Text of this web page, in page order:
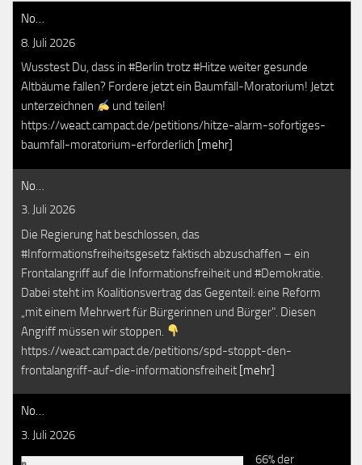
No…
8. Juli 2026
Wusstest Du, dass in #Berlin trotz #Hitze weiter gesunde
Altbäume fallen? Fordere jetzt ein Baumfäll-Moratorium! Jetzt
unterzeichnen
und teilen!
https://weact.campact.de/petitions/hitze-alarm-sofortiges-
baumfall-moratorium-erforderlich [mehr]
No…
3. Juli 2026
Die Regierung hat beschlossen, das
#Informationsfreiheitsgesetz faktisch abzuschaffen – ein
Frontalangriff auf die Informationsfreiheit und #Demokratie.
Dabei steht im Koalitionsvertrag das Gegenteil: eine Reform
„mit einem Mehrwert für Bürgerinnen und Bürger". Diesen
Angriff müssen wir stoppen.
https://weact.campact.de/petitions/spd-stoppt-den-
frontalangriff-auf-die-informationsfreiheit [mehr]
No…
3. Juli 2026
66% der